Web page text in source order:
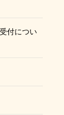
付につい